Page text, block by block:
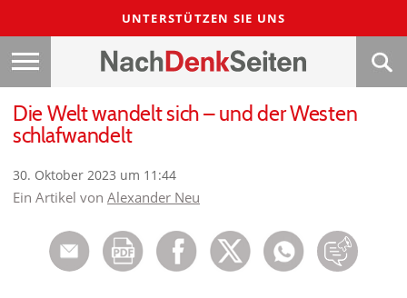
UNTERSTÜTZEN SIE UNS
Die Welt wandelt sich – und der Westen
schlafwandelt
30. Oktober 2023 um 11:44
Ein Artikel von Alexander Neu